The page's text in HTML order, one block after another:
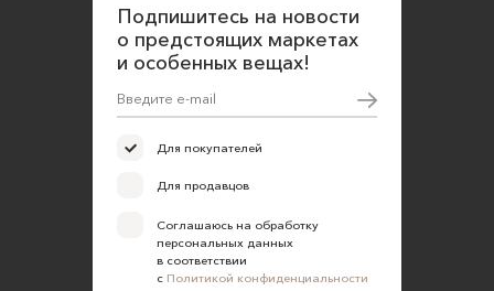
Подпишитесь на новости
о предстоящих маркетах
и особенных вещах!
Для покупателей
Для продавцов
Соглашаюсь на обработку
персональных данных
в соответствии
с Политикой конфиденциальности